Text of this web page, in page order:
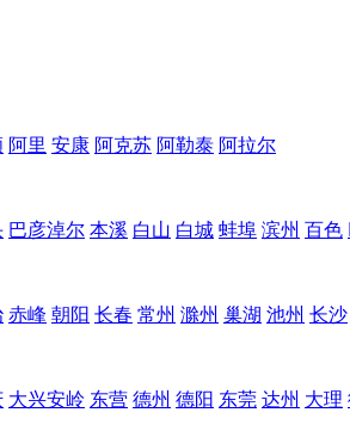
阿里 安康 阿克苏 阿勒泰 阿拉尔
巴彦淖尔 本溪 白山 白城 蚌埠 滨州 百色
赤峰 朝阳 长春 常州 滁州 巢湖 池州 长沙
大兴安岭 东营 德州 德阳 东莞 达州 大理